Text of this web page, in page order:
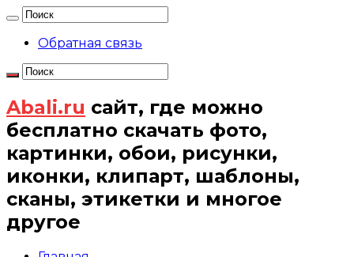
Обратная связь
Abali.ru сайт, где можно
бесплатно скачать фото,
картинки, обои, рисунки,
иконки, клипарт, шаблоны,
сканы, этикетки и многое
другое